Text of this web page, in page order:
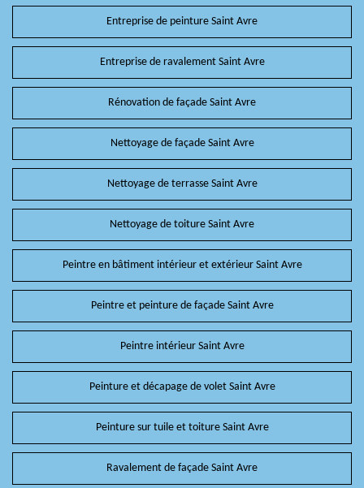
Entreprise de peinture Saint Avre
Entreprise de ravalement Saint Avre
Rénovation de façade Saint Avre
Nettoyage de façade Saint Avre
Nettoyage de terrasse Saint Avre
Nettoyage de toiture Saint Avre
Peintre en bâtiment intérieur et extérieur Saint Avre
Peintre et peinture de façade Saint Avre
Peintre intérieur Saint Avre
Peinture et décapage de volet Saint Avre
Peinture sur tuile et toiture Saint Avre
Ravalement de façade Saint Avre